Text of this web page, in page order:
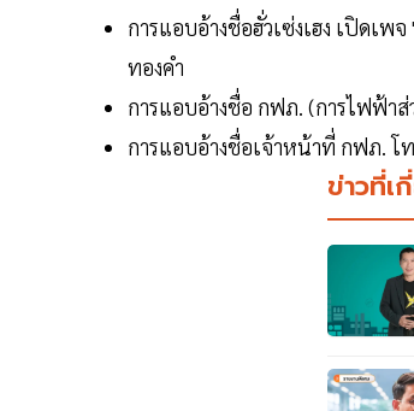
การแอบอ้างชื่อฮั่วเซ่งเฮง เปิดเ
ทองคำ
การแอบอ้างชื่อ กฟภ. (การไฟฟ้า
การแอบอ้างชื่อเจ้าหน้าที่ กฟภ.
ข่าวที่เ